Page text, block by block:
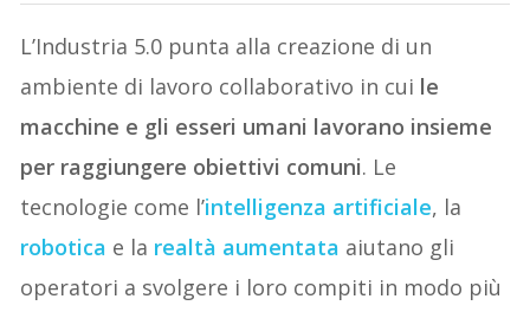
L’Industria 5.0 punta alla creazione di un
ambiente di lavoro collaborativo in cui le
macchine e gli esseri umani lavorano insieme
per raggiungere obiettivi comuni. Le
tecnologie come l’intelligenza artificiale, la
robotica e la realtà aumentata aiutano gli
operatori a svolgere i loro compiti in modo più